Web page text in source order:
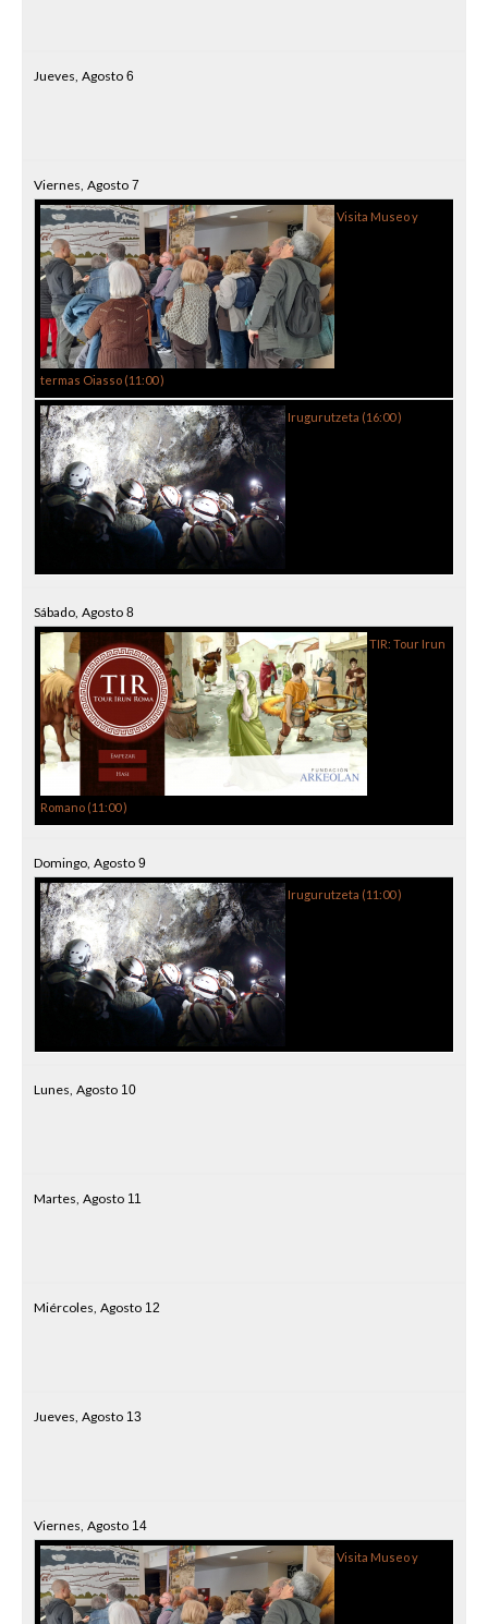
Jueves, Agosto 6
Viernes, Agosto 7
Visita Museo y
termas Oiasso (11:00)
Irugurutzeta (16:00)
Sábado, Agosto 8
TIR: Tour Irun
Romano (11:00)
Domingo, Agosto 9
Irugurutzeta (11:00)
Lunes, Agosto 10
Martes, Agosto 11
Miércoles, Agosto 12
Jueves, Agosto 13
Viernes, Agosto 14
Visita Museo y